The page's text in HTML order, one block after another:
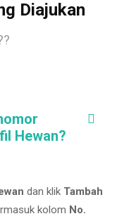
Diajukan
Hewan?
dan klik Tambah
kolom No.